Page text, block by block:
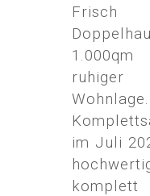
ruhiger
im Juli